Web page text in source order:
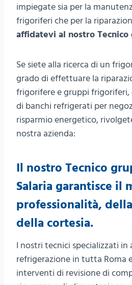
impiegate sia per la
frigoriferi che per la
affidatevi al nostro
Se siete alla ricerca di un
grado di effettuare la
frigorifere e gruppi
di banchi refrigerati per
risparmio energetico,
nostra azienda:
Il nostro Tecnico
Salaria garantisce il
professionalità,
della cortesia.
I nostri tecnici specializzati in
refrigerazione in tutta Roma
interventi di revisione di